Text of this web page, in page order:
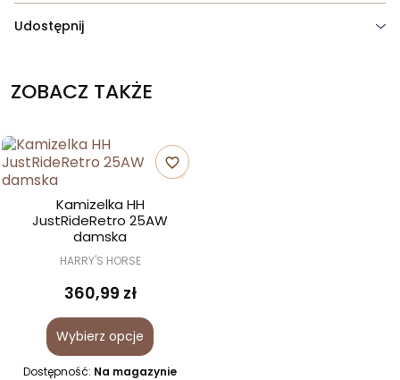
Udostępnij
ZOBACZ TAKŻE
favorite_border
Kamizelka HH
JustRideRetro 25AW
damska
HARRY'S HORSE
360,99 zł
Wybierz opcje
Dostępność: Na magazynie